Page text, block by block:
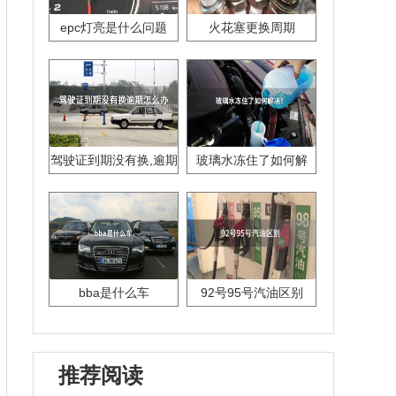
epc灯亮是什么问题 火花塞更换周期
驾驶证到期没有换,逾期
玻璃水冻住了如何解
bba是什么车 92号95号汽油区别
推荐阅读